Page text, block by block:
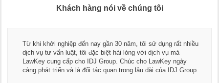
Khách hàng nói về chúng tôi
Thay mặt Công ty Dương Cafe, tôi xin chân thành cảm ơn đội
ngũ luật sư, kế toán của LawKey. Thực sự yên tâm khi sử
dụng dịch vụ tư vấn pháp luật và kế toán thuế bên các bạn.
Chúc các bạn phát triển hơn, phục vụ tốt hơn cho cộng đồng